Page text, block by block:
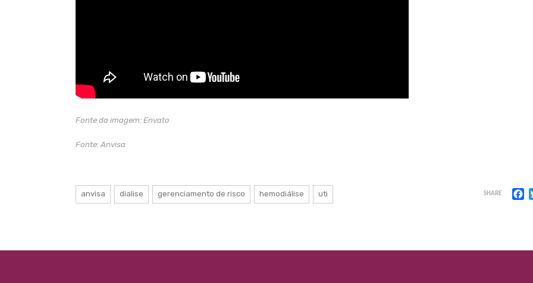
Fonte da imagem: Envato
Fonte: Anvisa
anvisa dialise gerenciamento de risco hemodiálise uti SHARE